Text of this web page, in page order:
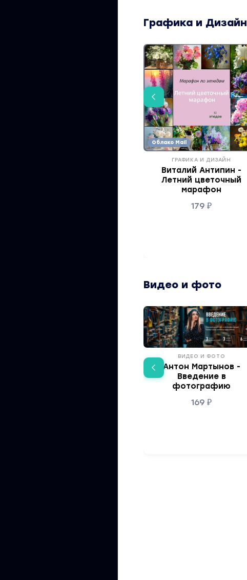
Графика и Дизайн
Облако Mail
ГРАФИКА И ДИЗАЙН
Виталий Антипин -
Летний цветочный
марафон
179₽
Видео и фото
ВИДЕО И ФОТО
Антон Мартынов -
Введение в
фотографию
169₽